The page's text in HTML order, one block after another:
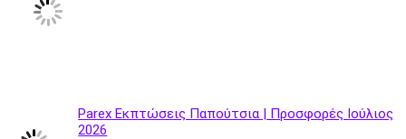
Parex Εκπτώσεις Παπούτσια | Προσφορές Ιούλιος
2026